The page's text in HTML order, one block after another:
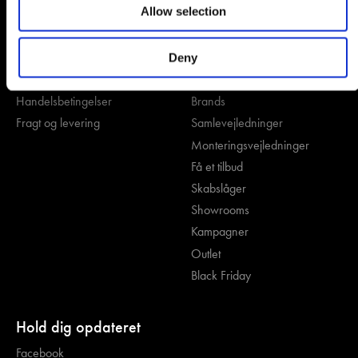
Allow selection
Deny
Hjælp & Support
Kundeservice
Handelsbetingelser
Fragt og levering
Genveje
Om Kitchn
Book et møde
Brands
Samlevejledninger
Monteringsvejledninger
Få et tilbud
Skabslåger
Showrooms
Kampagner
Outlet
Black Friday
Hold dig opdateret
Facebook